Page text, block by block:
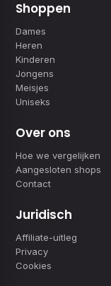
Shoppen
Dames
Heren
Kinderen
Jongens
Meisjes
Uniseks
Over ons
Hoe we vergelijken
Aangesloten shops
Contact
Juridisch
Affiliate-uitleg
Privacy
Cookies